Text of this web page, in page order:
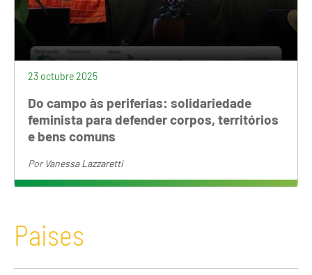
23 octubre 2025
Do campo às periferias: solidariedade
feminista para defender corpos, territórios
e bens comuns
Por Vanessa Lazzaretti
Paises